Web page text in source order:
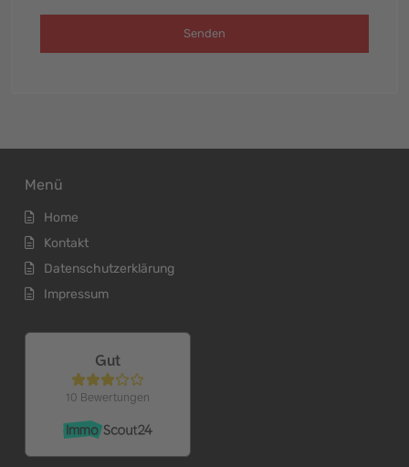
Senden
Menü
Home
Kontakt
Datenschutzerklärung
Impressum